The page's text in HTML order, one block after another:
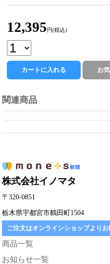
12,395 円(税込)
関連商品
株式会社イノマタ
〒320-0851
栃木県宇都宮市鶴田町1504
ご注文はオンラインショップよりお
商品一覧
お知らせ一覧